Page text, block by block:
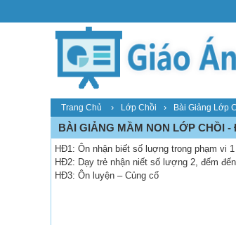
Trang Chủ › Lớp Chồi › Bài Giảng Lớp
BÀI GIẢNG MẦM NON LỚP CHỒI
HĐ1: Ôn nhận biết số luợng trong phạm vi 1
HĐ2: Dạy trẻ nhận niết số lượng 2, đếm
HĐ3: Ôn luyện – Củng cố